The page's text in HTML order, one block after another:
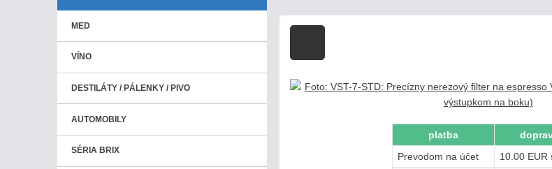
platba
Prevodom na účet
10.00 EUR
MED
VÍNO
DESTILÁTY / PÁLENKY / PIVO
AUTOMOBILY
SÉRIA BRIX